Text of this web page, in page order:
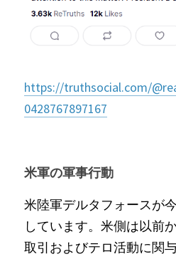
https://truthsocial.com/
0428767897167
米軍の軍事行動
米陸軍デルタフォースが
しています。米側は以前
取引およびテロ活動に関